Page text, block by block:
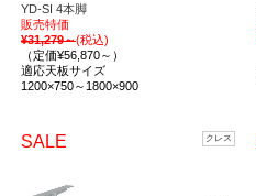
YD-SI 4本脚
販売特価
¥31,279～(税込)
（定価¥56,870～）
適応天板サイズ
1200×750～1800×900
SALE クレス